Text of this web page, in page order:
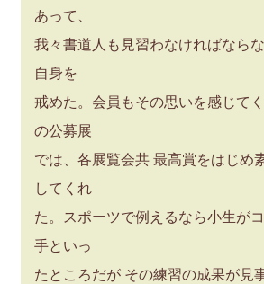
あって、
我々書道人も見習わなければなら
自身を
戒めた。会員もその思いを感じて
の公募展
では、各展覧会共 最高賞をはじめ
してくれ
た。スポーツで例えるなら小生が
手といっ
たところだが その練習の成果が見